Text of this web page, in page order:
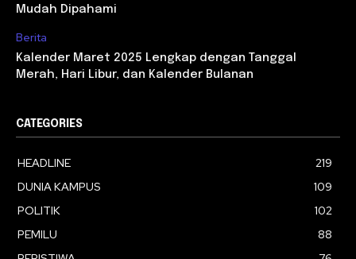
Mudah Dipahami
Berita
Kalender Maret 2025 Lengkap dengan Tanggal
Merah, Hari Libur, dan Kalender Bulanan
CATEGORIES
HEADLINE
219
DUNIA KAMPUS
109
POLITIK
102
PEMILU
88